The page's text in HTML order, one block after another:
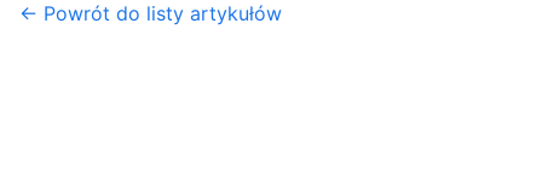
← Powrót do listy artykułów